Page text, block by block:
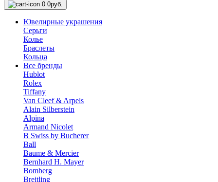
0 0руб.
Ювелирные украшения
Серьги
Колье
Браслеты
Кольца
Все бренды
Hublot
Rolex
Tiffany
Van Cleef & Arpels
Alain Silberstein
Alpina
Armand Nicolet
B Swiss by Bucherer
Ball
Baume & Mercier
Bernhard H. Mayer
Bomberg
Breitling